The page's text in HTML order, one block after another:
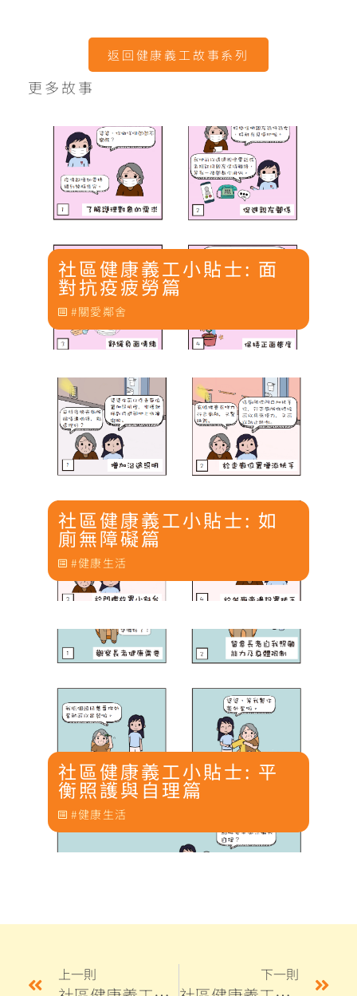
返回健康義工故事系列
更多故事
社區健康義工小貼士: 面
對抗疫疲勞篇
關愛鄰舍
社區健康義工小貼士: 如
廁無障礙篇
健康生活
社區健康義工小貼士: 平
衡照護與自理篇
健康生活
上一則 下一則